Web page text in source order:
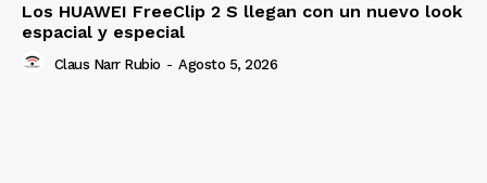
Los HUAWEI FreeClip 2 S llegan con un nuevo look
espacial y especial
Claus Narr Rubio - Agosto 5, 2026